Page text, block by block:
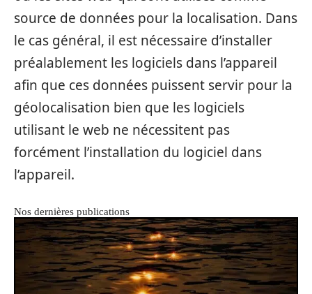
source de données pour la localisation. Dans
le cas général, il est nécessaire d’installer
préalablement les logiciels dans l’appareil
afin que ces données puissent servir pour la
géolocalisation bien que les logiciels
utilisant le web ne nécessitent pas
forcément l’installation du logiciel dans
l’appareil.
Nos dernières publications